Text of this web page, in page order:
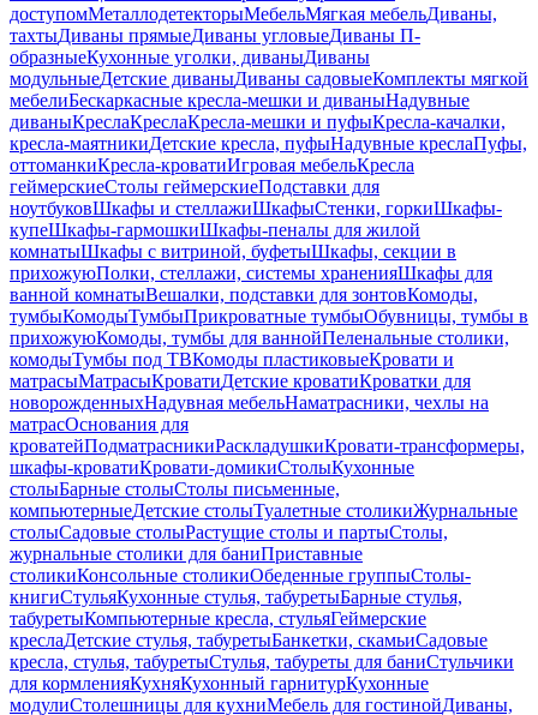
доступомМеталлодетекторыМебельМягкая мебельДиваны,
тахтыДиваны прямыеДиваны угловыеДиваны П-
образныеКухонные уголки, диваныДиваны
модульныеДетские диваныДиваны садовыеКомплекты мягкой
мебелиБескаркасные кресла-мешки и диваныНадувные
диваныКреслаКреслаКресла-мешки и пуфыКресла-качалки,
кресла-маятникиДетские кресла, пуфыНадувные креслаПуфы,
оттоманкиКресла-кроватиИгровая мебельКресла
геймерскиеСтолы геймерскиеПодставки для
ноутбуковШкафы и стеллажиШкафыСтенки, горкиШкафы-
купеШкафы-гармошкиШкафы-пеналы для жилой
комнатыШкафы с витриной, буфетыШкафы, секции в
прихожуюПолки, стеллажи, системы храненияШкафы для
ванной комнатыВешалки, подставки для зонтовКомоды,
тумбыКомодыТумбыПрикроватные тумбыОбувницы, тумбы в
прихожуюКомоды, тумбы для ваннойПеленальные столики,
комодыТумбы под ТВКомоды пластиковыеКровати и
матрасыМатрасыКроватиДетские кроватиКроватки для
новорожденныхНадувная мебельНаматрасники, чехлы на
матрасОснования для
кроватейПодматрасникиРаскладушкиКровати-трансформеры,
шкафы-кроватиКровати-домикиСтолыКухонные
столыБарные столыСтолы письменные,
компьютерныеДетские столыТуалетные столикиЖурнальные
столыСадовые столыРастущие столы и партыСтолы,
журнальные столики для баниПриставные
столикиКонсольные столикиОбеденные группыСтолы-
книгиСтульяКухонные стулья, табуретыБарные стулья,
табуретыКомпьютерные кресла, стульяГеймерские
креслаДетские стулья, табуретыБанкетки, скамьиСадовые
кресла, стулья, табуретыСтулья, табуреты для баниСтульчики
для кормленияКухняКухонный гарнитурКухонные
модулиСтолешницы для кухниМебель для гостинойДиваны,